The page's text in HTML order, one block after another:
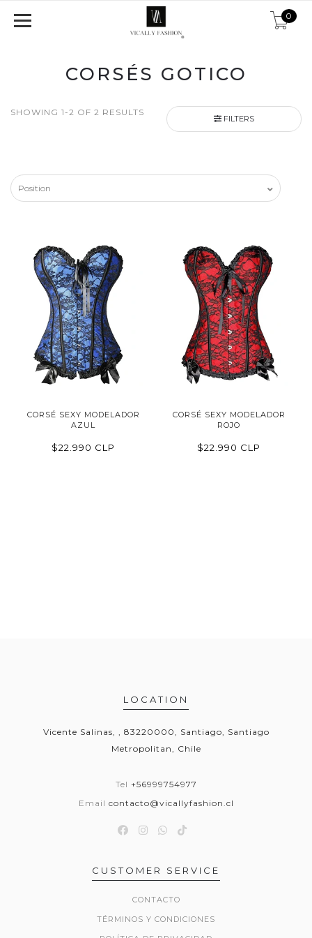
0
CORSÉS GOTICO
SHOWING 1-2 OF 2 RESULTS
FILTERS
CORSÉ SEXY MODELADOR
AZUL
$22.990 CLP
CORSÉ SEXY MODELADOR
ROJO
$22.990 CLP
LOCATION
Vicente Salinas, , 83220000, Santiago, Santiago
Metropolitan, Chile
Tel +56999754977
Email contacto@vicallyfashion.cl
CUSTOMER SERVICE
CONTACTO
TÉRMINOS Y CONDICIONES